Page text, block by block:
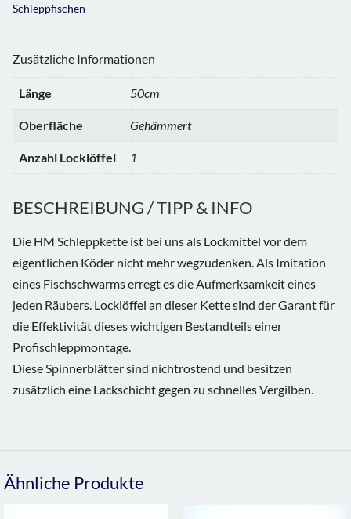
Schleppfischen
Zusätzliche Informationen
Länge 50cm
Oberfläche Gehämmert
Anzahl Locklöffel 1
BESCHREIBUNG / TIPP & INFO
Die HM Schleppkette ist bei uns als Lockmittel vor dem
eigentlichen Köder nicht mehr wegzudenken. Als Imitation
eines Fischschwarms erregt es die Aufmerksamkeit eines
jeden Räubers. Locklöffel an dieser Kette sind der Garant für
die Effektivität dieses wichtigen Bestandteils einer
Profischleppmontage.
Diese Spinnerblätter sind nichtrostend und besitzen
zusätzlich eine Lackschicht gegen zu schnelles Vergilben.
Ähnliche Produkte